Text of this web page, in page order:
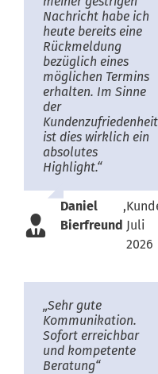
Nachricht habe ich
heute bereits eine
Rückmeldung
bezüglich eines
möglichen Termins
erhalten. Im Sinne
der
Kundenzufriedenheit
ist dies wirklich ein
absolutes
Highlight.“
Daniel
Bierfreund
,
Juli
2026
„Sehr gute
Kommunikation.
Sofort erreichbar
und kompetente
Beratung“